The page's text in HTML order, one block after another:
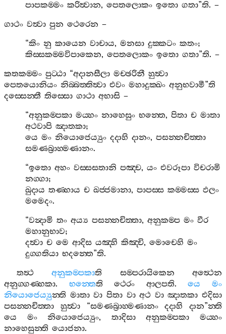
පාපකම‍්මං කරිත්‍වාන,පෙතලොකං ඉතො ගතා”ති. –
ගාථං වත්‍වා පුන ථෙරෙන –
“කිං නු කායෙන වාචාය,මනසා දුක‍්කටං කතං;
කිස‍්සකම‍්මවිපාකෙන,පෙතලොකං ඉතො ගතා”ති. –
කතකම‍්මං පුට‍්ඨා “අදානසීලා මච‍්ඡරිනී හුත්‍වා
පෙතයොනියං නිබ‍්බත‍්තිත්‍වා එවං මහාදුක‍්ඛං අනුභවාමී”ති
දස‍්සෙන‍්තී තිස‍්සො ගාථා අභාසි –
“අනුකම‍්පකා මය‍්හං නාහෙසුං භන‍්තෙ,පිතා ච මාතා
අථවාපි ඤාතකා;
යෙ මං නියොජෙය්‍යුං දදාහි දානං,පසන‍්නචිත‍්තා
සමණබ්‍රාහ‍්මණානං.
“ඉතො අහං වස‍්සසතානි පඤ‍්ච,යං එවරූපා විචරාමි
නග‍්ගා;
ඛුදාය තණ‍්හාය ච ඛජ‍්ජමානා,පාපස‍්ස කම‍්මස‍්ස ඵලං
මමෙදං.
“වන්‍දාමි තං අය්‍ය පසන‍්නචිත‍්තා,අනුකම‍්ප මං වීර
මහානුභාව;
දත්‍වා ච මෙ ආදිස යඤ‍්හි කිඤ‍්චි,මොචෙහි මං
දුග‍්ගතියා භදන‍්තෙ”ති.
තත්‍ථ
අනුකම‍්පකාති සම‍්පරායිකෙන
අත්‍ථෙන
අනුග‍්ගණ‍්හකා. භන‍්තෙති ථෙරං ආලපති.යෙ
මං
නියොජෙය්‍යුන‍්ති මාතා වා පිතා වා අථ වා ඤාතකා එදිසා
පසන‍්නචිත‍්තා
හුත්‍වා“සමණබ්‍රාහ‍්මණානං දදාහි දාන”න‍්ති
යෙ
මං නියොජෙය්‍යුං, තාදිසා අනුකම‍්පකා
මය‍්හං
නාහෙසුන‍්ති යොජනා.